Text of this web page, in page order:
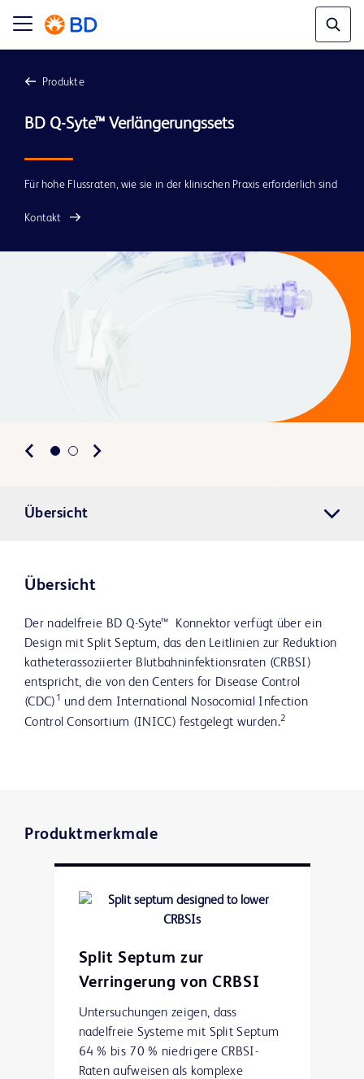
Produkte
Für hohe Flussraten, wie sie in der klinischen Praxis erforderlich sind
Kontakt
Übersicht
Übersicht
Der nadelfreie BD Q-Syte™ Konnektor verfügt über ein
Design mit Split Septum, das den Leitlinien zur Reduktion
katheterassoziierter Blutbahninfektionsraten (CRBSI)
entspricht, die von den Centers for Disease Control
(CDC) 1 und dem International Nosocomial Infection
Control Consortium (INICC) festgelegt wurden.2
Produktmerkmale
Split Septum zur
Verringerung von CRBSI
Untersuchungen zeigen, dass
nadelfreie Systeme mit Split Septum
64 % bis 70 % niedrigere CRBSI-
Raten aufweisen als komplexe